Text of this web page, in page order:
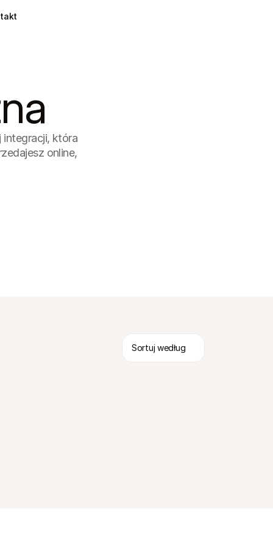
integracji, która
online,